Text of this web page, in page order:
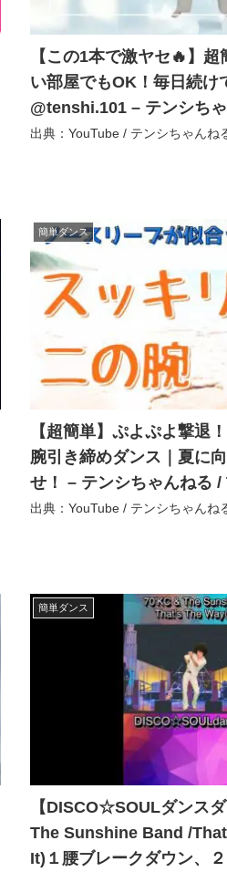
【この1本で激ヤセ🔥】
い部屋でもOK！毎日続け
@tenshi.101 – テンシち
出典：YouTube / テンシちゃんね
簡単ダンス
【超簡単】ぷよぷよ撃退
腕引き締めダンス｜夏に
せ！ – テンシちゃんねる
出典：YouTube / テンシちゃんね
簡単ダンス
【DISCO☆SOULダンス
The Sunshine Band /
It)１腰ブレークダウン、